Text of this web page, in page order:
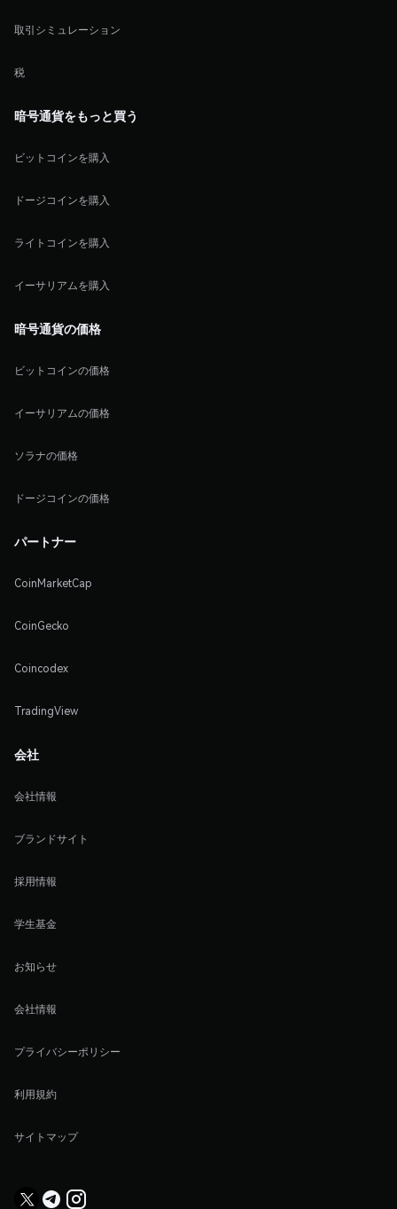
取引シミュレーション
税
暗号通貨をもっと買う
ビットコインを購入
ドージコインを購入
ライトコインを購入
イーサリアムを購入
暗号通貨の価格
ビットコインの価格
イーサリアムの価格
ソラナの価格
ドージコインの価格
パートナー
CoinMarketCap
CoinGecko
Coincodex
TradingView
会社
会社情報
ブランドサイト
採用情報
学生基金
お知らせ
会社情報
プライバシーポリシー
利用規約
サイトマップ